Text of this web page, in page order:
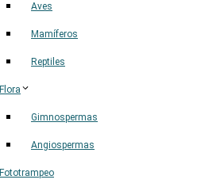
Aves
Mamíferos
Reptiles
Flora
Gimnospermas
Angiospermas
Fototrampeo